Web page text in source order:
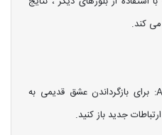
کند.
او معنای الهی از Apatite Green: برای بازگرداندن عشق قدیمی به
جدید باز کنید.